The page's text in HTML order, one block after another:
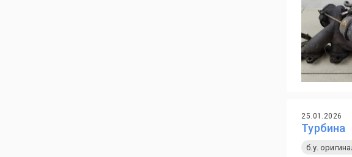
25.01.2026
Турбина
б.у.